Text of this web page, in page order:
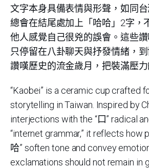
文字本身具備表情與形聲，如同
總會在結尾處加上「哈哈」2字，
他人感覺自己很兇的誤會。這些
只停留在八卦聊天與抒發情緒，
讚嘆歷史的流金歲月，把裝滿壓力
“Kaobei” is a ceramic cup crafted
storytelling in Taiwan. Inspired by
interjections with the “口” radical
“internet grammar,” it reflects how
哈” soften tone and convey
exclamations should not remain in